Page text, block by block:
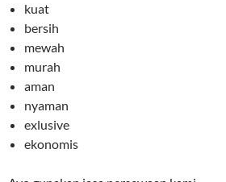
kuat
bersih
mewah
murah
aman
nyaman
exlusive
ekonomis